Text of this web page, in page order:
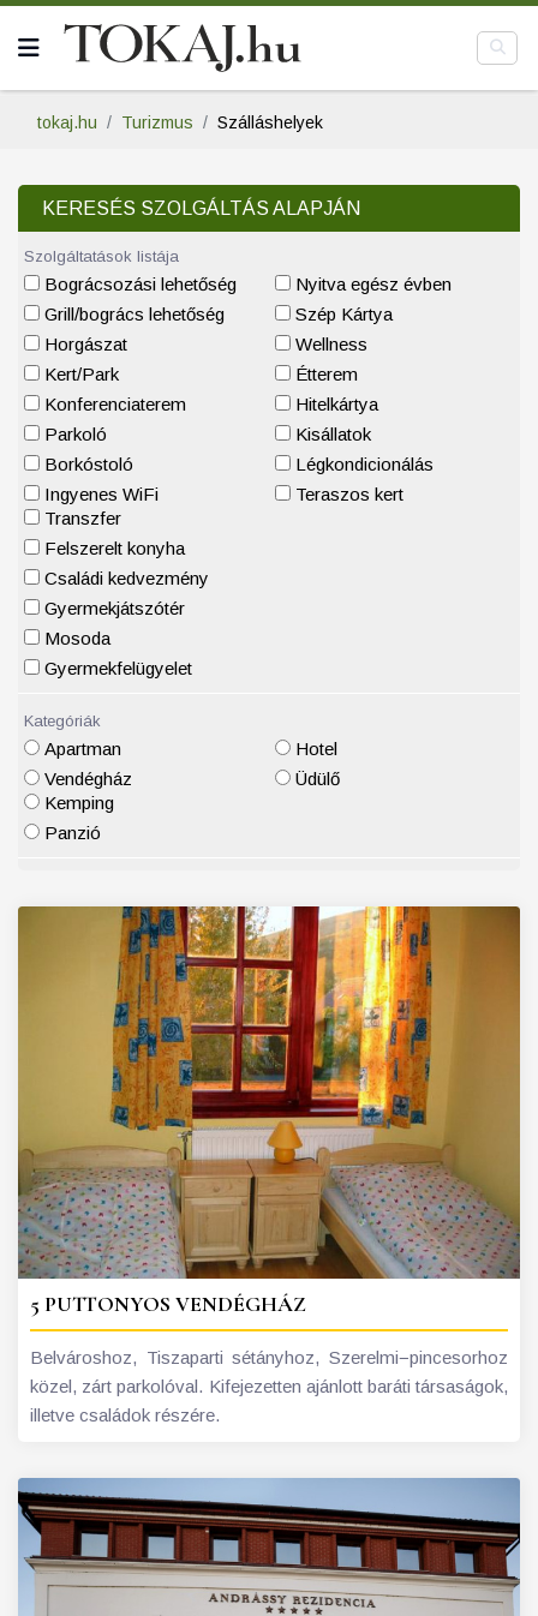
tokaj.hu Turizmus Szálláshelyek
KERESÉS SZOLGÁLTÁS ALAPJÁN
Szolgáltatások listája
Bográcsozási lehetőség
Grill/bogrács lehetőség
Horgászat
Kert/Park
Konferenciaterem
Parkoló
Borkóstoló
Ingyenes WiFi
Nyitva egész évben
Szép Kártya
Wellness
Étterem
Hitelkártya
Kisállatok
Légkondicionálás
Teraszos kert
Transzfer
Felszerelt konyha
Családi kedvezmény
Gyermekjátszótér
Mosoda
Gyermekfelügyelet
Kategóriák
Apartman
Vendégház
Hotel
Üdülő
Kemping
Panzió
5 PUTTONYOS VENDÉGHÁZ
Belvároshoz, Tiszaparti sétányhoz, Szerelmi−pincesorhoz
közel, zárt parkolóval. Kifejezetten ajánlott baráti társaságok,
illetve családok részére.